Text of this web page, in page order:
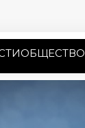
ОБЩЕСТВО